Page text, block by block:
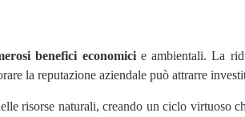
benefici economicie ambientali. La
la reputazione aziendale può attrarre
risorse naturali, creando un ciclo virtuoso